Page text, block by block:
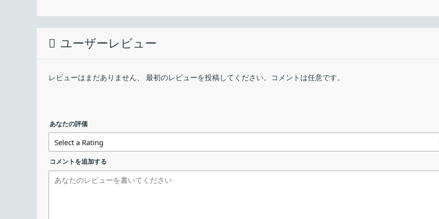
SoundSwitch の概要
SoundSwitch は、ホットキーを使用して再生デバイスと録音デバイスを切り替えることができるユーティリティです
えることができます。
SoundSwitch の主な機能です。
機能
ダウンロード数：
SoundSwitch_v7.1.0.0_Release_Installer.exe
SoundSwitch-v7.1.0.zip stable (portable)
リンクエラーを報告
インストール時に使用する言語を選択して［
ユーザーレビュー
レビューはまだありません、 最初のレビューを投稿してください。コメントは任意です。
あなたの評価
コメントを追加する